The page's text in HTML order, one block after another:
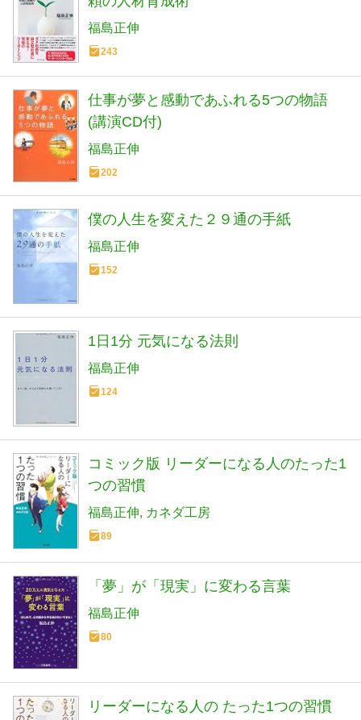
福島正伸
243
仕事が夢と感動であふれる5つの物語
(講演CD付)
福島正伸
202
僕の人生を変えた２９通の手紙
福島正伸
152
1日1分 元気になる法則
福島正伸
124
コミック版 リーダーになる人のたった1
つの習慣
福島正伸 カネダ工房
89
「夢」が「現実」に変わる言葉
福島正伸
80
リーダーになる人の たった1つの習慣